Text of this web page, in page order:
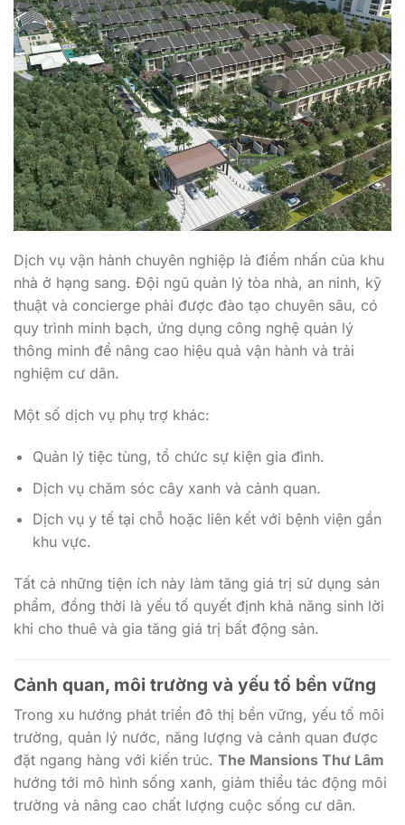
Dịch vụ vận hành chuyên nghiệp là điểm nhấn của khu
nhà ở hạng sang. Đội ngũ quản lý tòa nhà, an ninh, kỹ
thuật và concierge phải được đào tạo chuyên sâu, có
quy trình minh bạch, ứng dụng công nghệ quản lý
thông minh để nâng cao hiệu quả vận hành và trải
nghiệm cư dân.
Một số dịch vụ phụ trợ khác:
Quản lý tiệc tùng, tổ chức sự kiện gia đình.
Dịch vụ y tế tại chỗ hoặc liên kết với bệnh viện gần
khu vực.
Tất cả những tiện ích này làm tăng giá trị sử dụng sản
khi cho thuê và gia tăng giá trị bất động sản.
Cảnh quan, môi trường và yếu tố bền vững
trường, quản lý nước, năng lượng và cảnh quan được
đặt ngang hàng với kiến trúc. The Mansions Thư Lâm
hướng tới mô hình sống xanh, giảm thiểu tác động môi
trường và nâng cao chất lượng cuộc sống cư dân.
Các giải pháp cảnh quan và bền vững có thể bao gồm: